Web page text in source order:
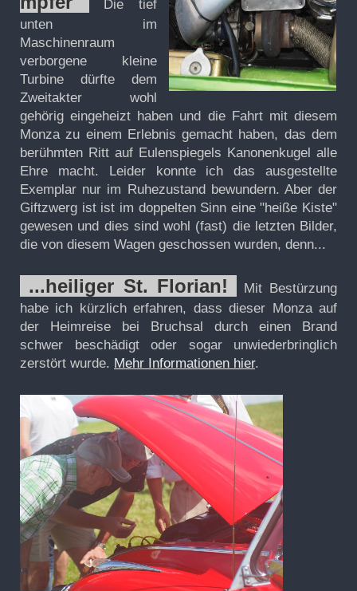
Die tief
unten im
Maschinenraum
verborgene kleine
Turbine dürfte dem
Zweitakter wohl
gehörig eingeheizt haben und die Fahrt mit diesem
Monza zu einem Erlebnis gemacht haben, das dem
berühmten Ritt auf Eulenspiegels Kanonenkugel alle
Ehre macht. Leider konnte ich das ausgestellte
Exemplar nur im Ruhezustand bewundern. Aber der
Giftzwerg ist ist im doppelten Sinn eine "heiße Kiste"
gewesen und dies sind wohl (fast) die letzten Bilder,
die von diesem Wagen geschossen wurden, denn...
...heiliger St. Florian!
Mit Bestürzung
habe ich kürzlich erfahren, dass dieser Monza auf
der Heimreise bei Bruchsal durch einen Brand
schwer beschädigt oder sogar unwiederbringlich
zerstört wurde. Mehr Informationen hier.